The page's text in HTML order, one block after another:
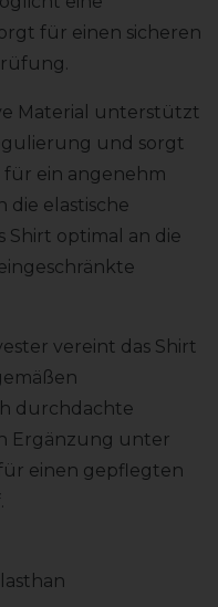
für einen sicheren
Material unterstützt
und sorgt
für ein angenehm
die elastische
Shirt optimal an die
vereint das Shirt
durchdachte
Ergänzung unter
einen gepflegten